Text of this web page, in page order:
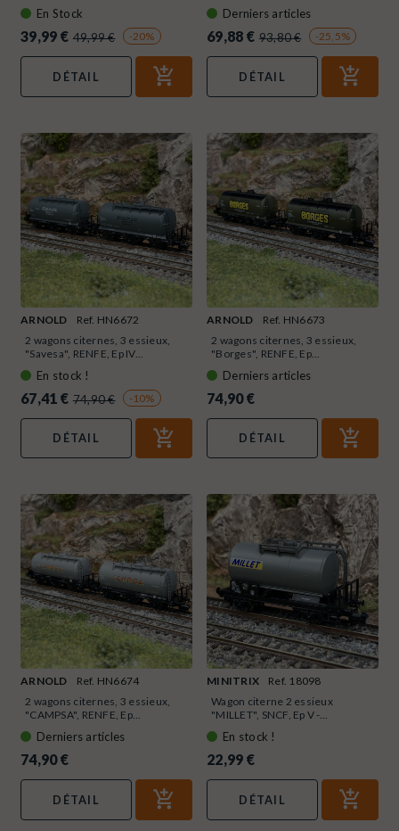
En Stock
39,99 € 49,99 € -20%
DÉTAIL
Derniers articles
69,88 € 93,80 € -25,5%
DÉTAIL
ARNOLD
Ref. HN6672
2 wagons citernes, 3 essieux,
"Savesa", RENFE, Ep IV...
En stock !
67,41 € 74,90 € -10%
DÉTAIL
ARNOLD
Ref. HN6673
2 wagons citernes, 3 essieux,
"Borges", RENFE, Ep...
Derniers articles
74,90 €
DÉTAIL
ARNOLD
Ref. HN6674
2 wagons citernes, 3 essieux,
"CAMPSA", RENFE, Ep...
Derniers articles
74,90 €
DÉTAIL
MINITRIX
Ref. 18098
Wagon citerne 2 essieux
"MILLET", SNCF, Ep V -...
En stock !
22,99 €
DÉTAIL